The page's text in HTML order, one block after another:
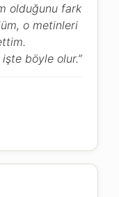
olduğunu fark
o metinleri
böyle olur.”